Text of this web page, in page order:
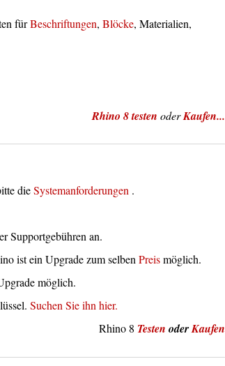
fürBeschriftungen, Blöcke, Materialien,
Rhino 8 testen oderKaufen...
dieSystemanforderungen .
Supportgebühren an.
ist ein Upgrade zum selben Preismöglich.
möglich.
Suchen Sie ihn hier.
Rhino 8 Testen oderKaufen